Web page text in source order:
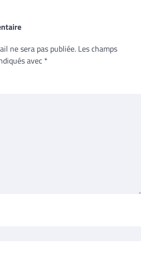
ne sera pas publiée. Les champs
avec *